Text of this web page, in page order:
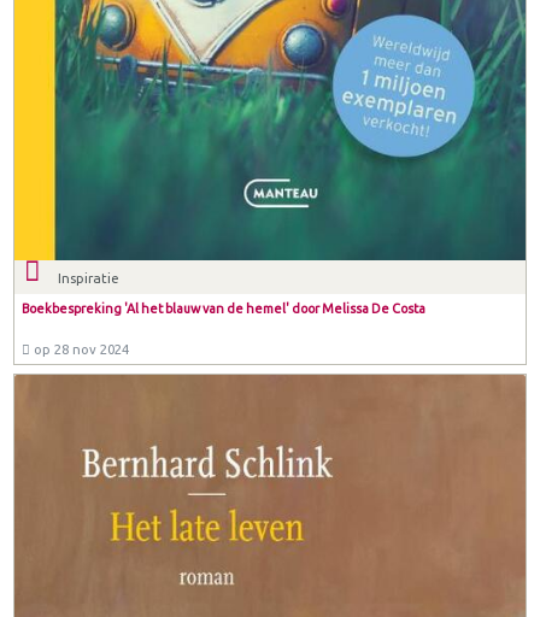
Inspiratie
Boekbespreking 'Al het blauw van de hemel' door Melissa De Costa
op 28 nov 2024